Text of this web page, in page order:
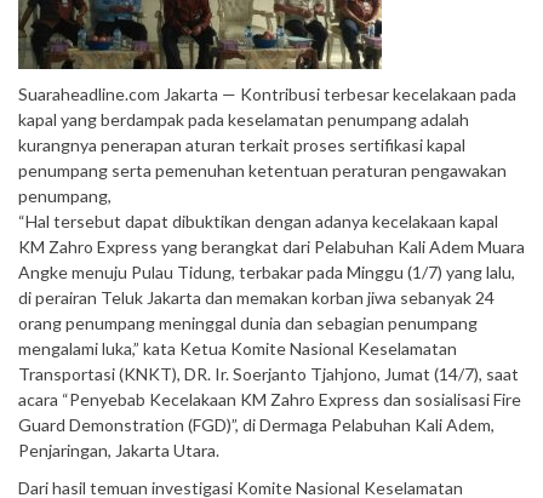
Suaraheadline.com Jakarta — Kontribusi terbesar kecelakaan pada
kapal yang berdampak pada keselamatan penumpang adalah
kurangnya penerapan aturan terkait proses sertifikasi kapal
penumpang serta pemenuhan ketentuan peraturan pengawakan
penumpang,
“Hal tersebut dapat dibuktikan dengan adanya kecelakaan kapal
KM Zahro Express yang berangkat dari Pelabuhan Kali Adem Muara
Angke menuju Pulau Tidung, terbakar pada Minggu (1/7) yang lalu,
di perairan Teluk Jakarta dan memakan korban jiwa sebanyak 24
orang penumpang meninggal dunia dan sebagian penumpang
mengalami luka,” kata Ketua Komite Nasional Keselamatan
Transportasi (KNKT), DR. Ir. Soerjanto Tjahjono, Jumat (14/7), saat
acara “Penyebab Kecelakaan KM Zahro Express dan sosialisasi Fire
Guard Demonstration (FGD)”, di Dermaga Pelabuhan Kali Adem,
Penjaringan, Jakarta Utara.
Dari hasil temuan investigasi Komite Nasional Keselamatan